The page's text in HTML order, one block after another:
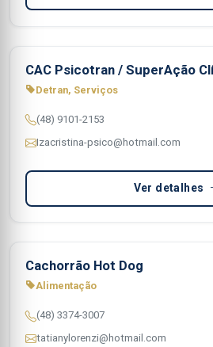
CAC Psicotran / SuperAção
Detran, Serviços
(48) 9101-2153
Izacristina-psico@hotmail.com
Ver detalhes
Cachorrão Hot Dog
Alimentação
(48) 3374-3007
tatianylorenzi@hotmail.com